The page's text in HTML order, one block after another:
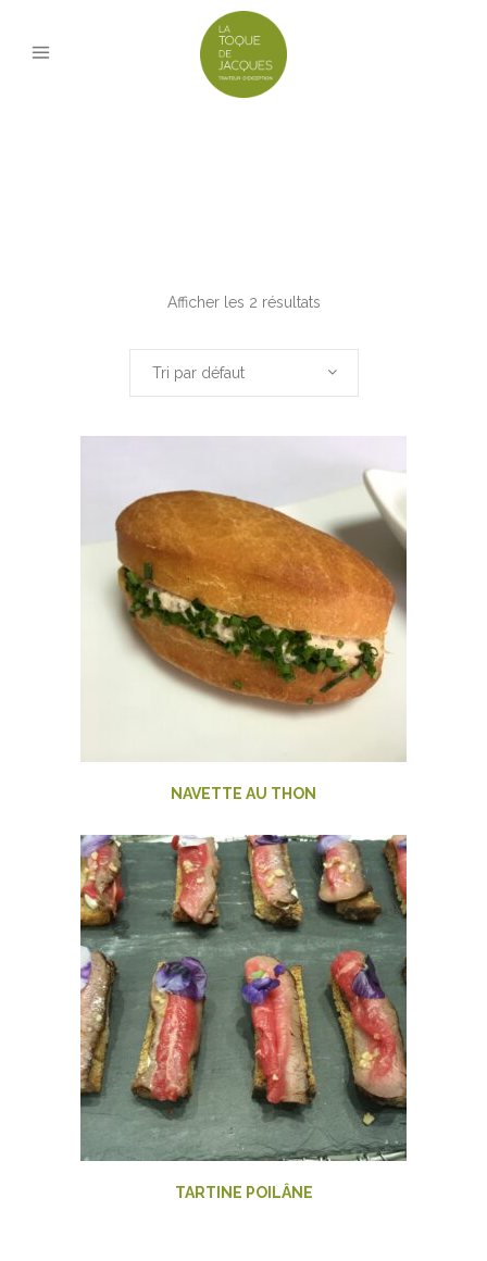
Afficher les 2 résultats
Tri par défaut
NAVETTE AU THON
TARTINE POILÂNE